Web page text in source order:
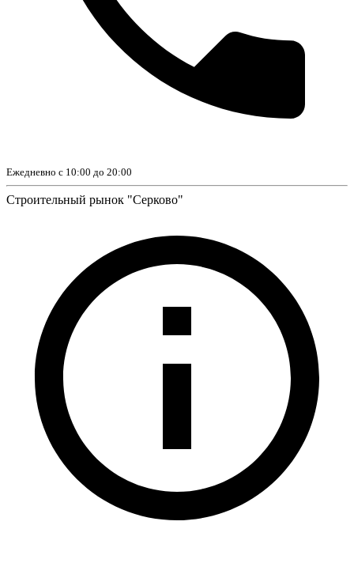
Ежедневно с 10:00 до 20:00
Строительный рынок "Серково"